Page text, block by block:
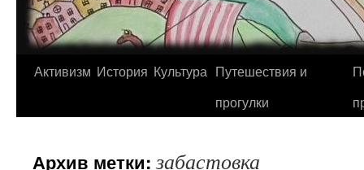
Активизм История Культура Путешествия и
прогулки
Архив метки:забастовка